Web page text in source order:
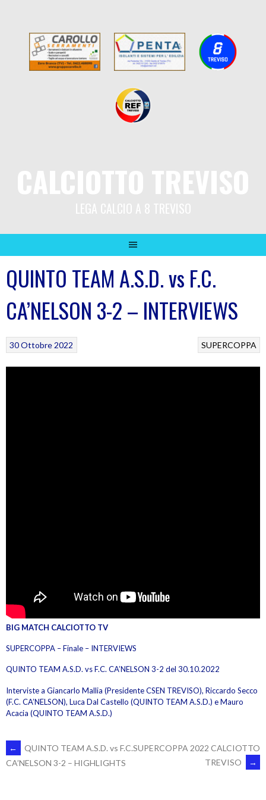
QUINTO TEAM A.S.D. vs F.C.
CA’NELSON 3-2 – INTERVIEWS
SUPERCOPPA
30 Ottobre 2022
BIG MATCH CALCIOTTO TV
SUPERCOPPA – Finale – INTERVIEWS
QUINTO TEAM A.S.D. vs F.C. CA’NELSON 3-2 del 30.10.2022
Interviste a Giancarlo Mallia (Presidente CSEN TREVISO), Riccardo Secco
(F.C. CA’NELSON), Luca Dal Castello (QUINTO TEAM A.S.D.) e Mauro
Acacia (QUINTO TEAM A.S.D.)
POST
←
QUINTO TEAM A.S.D. vs F.C.
CA’NELSON 3-2 – HIGHLIGHTS
SUPERCOPPA 2022 CALCIOTTO
TREVISO
→